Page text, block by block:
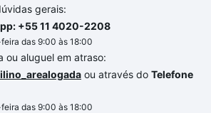
gerais:
+55 11 4020-2208
das 9:00 às 18:00
ou aluguel em atraso:
ou através do Telefone
das 9:00 às 18:00